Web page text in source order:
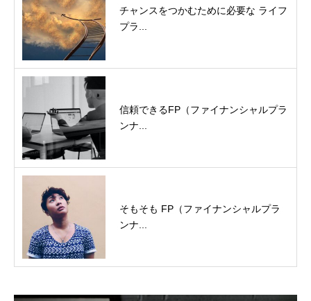
チャンスをつかむために必要な ライフ
プラ...
信頼できるFP（ファイナンシャルプラ
ンナ...
そもそも FP（ファイナンシャルプラ
ンナ...